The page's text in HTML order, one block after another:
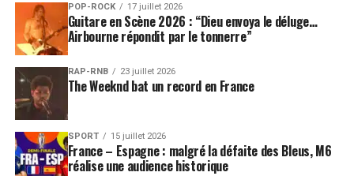
POP-ROCK 17 juillet 2026
Guitare en Scène 2026 : “Dieu envoya le déluge…
Airbourne répondit par le tonnerre”
RAP-RNB 23 juillet 2026
The Weeknd bat un record en France
SPORT 15 juillet 2026
France – Espagne : malgré la défaite des Bleus, M6
réalise une audience historique